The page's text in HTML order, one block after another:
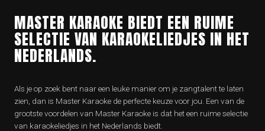
MASTER KARAOKE BIEDT EEN RUIME
SELECTIE VAN KARAOKELIEDJES IN HET
NEDERLANDS.
Als je op zoek bent naar een leuke manier om je zangtalent te laten
zien, dan is Master Karaoke de perfecte keuze voor jou. Een van de
grootste voordelen van Master Karaoke is dat het een ruime selectie
van karaokeliedjes in het Nederlands biedt.